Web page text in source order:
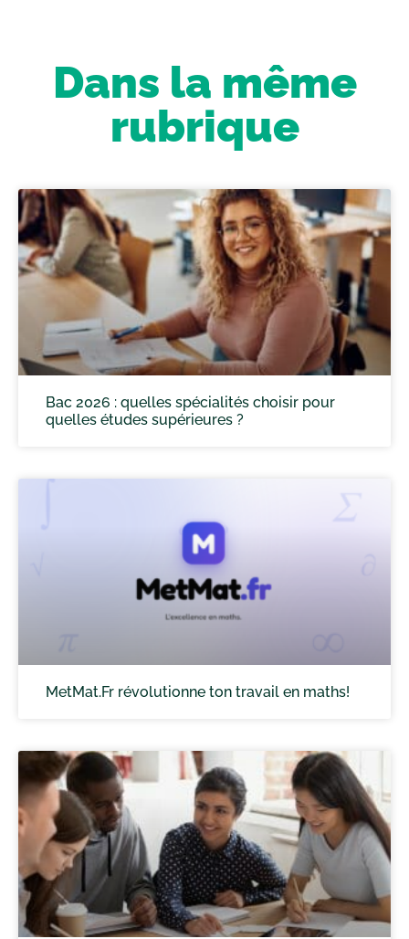
Dans la même
rubrique
Bac 2026 : quelles spécialités choisir pour
quelles études supérieures ?
MetMat.Fr révolutionne ton travail en maths!